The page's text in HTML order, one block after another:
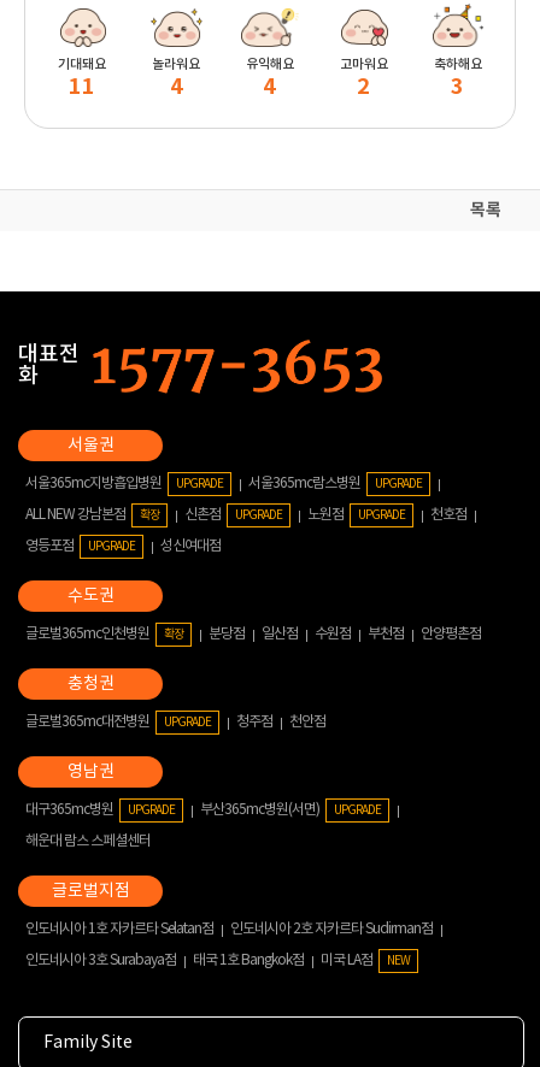
기대돼요
11
놀라워요
4
유익해요
4
고마워요
2
축하해요
3
목록
대표전
화
서울365mc지방흡입병원 UPGRADE 서울365mc람스병원 UPGRADE
ALL NEW 강남본점 확장 신촌점 UPGRADE 노원점 UPGRADE
천호점
영등포점
UPGRADE 성신여대점
글로벌365mc인천병원 확장 분당점 일산점 수원점 부천점 안양평촌점
글로벌365mc대전병원 UPGRADE 청주점 천안점
대구365mc병원 UPGRADE 부산365mc병원(서면) UPGRADE
해운대 람스 스페셜센터
인도네시아 1호 자카르타 Selatan점
인도네시아 2호 자카르타 Sudirman점
인도네시아 3호 Surabaya점
태국 1호 Bangkok점 미국 LA점 NEW
Family Site